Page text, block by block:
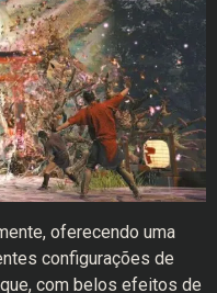
oferecendo uma
configurações de
com belos efeitos de